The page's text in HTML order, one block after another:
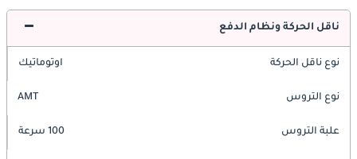
ناقل الحركة ونظام الدفع
نوع ناقل الحركة اوتوماتيك
نوع التروس AMT
علبة التروس 100 سرعة